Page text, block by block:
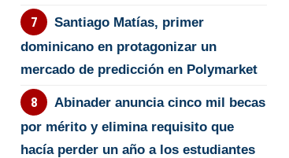
Santiago Matías, primer
dominicano en protagonizar un
mercado de predicción en Polymarket
Abinader anuncia cinco mil becas
por mérito y elimina requisito que
hacía perder un año a los estudiantes